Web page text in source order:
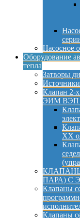
Насосное
Оборудование
тепла
Затворы
Источники
Клапан 2-
ЭИМ ВЭП
ХХ
ПАРА) С
Клапаны
Клапаны